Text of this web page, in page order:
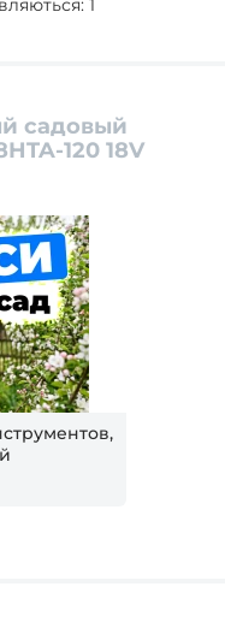
1
садовый
120 18V